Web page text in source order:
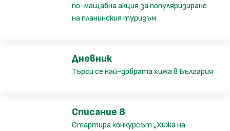
по-мащабна акция за популяризиране
на планинския туризъм
Дневник
Търси се най-добрата хижа в България
Списание 8
Стартира конкурсът „Хижа на